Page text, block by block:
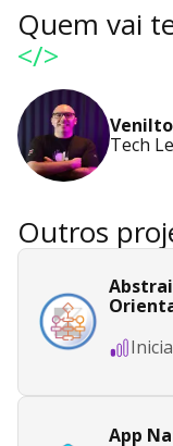
Quem vai
</>
Tech
Outros
App